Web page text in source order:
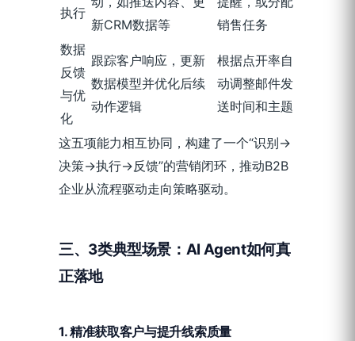
执行
新CRM数据等
销售任务
数据
反馈
与优
化
跟踪客户响应，更新
数据模型并优化后续
动作逻辑
根据点开率自
动调整邮件发
送时间和主题
这五项能力相互协同，构建了一个“识别→
决策→执行→反馈”的营销闭环，推动B2B
企业从流程驱动走向策略驱动。
三、 3类典型场景：AI Agent如何真
正落地
1. 精准获取客户与提升线索质量